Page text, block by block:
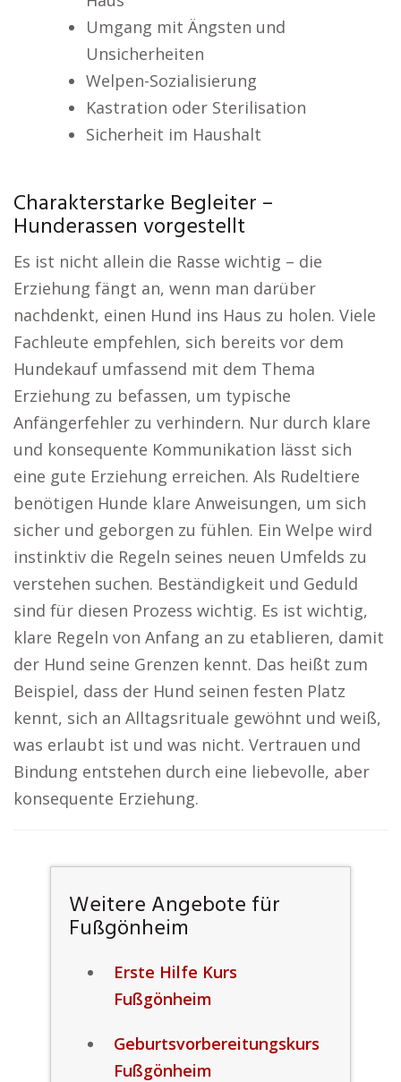
Umgang mit Ängsten und
Unsicherheiten
Welpen-Sozialisierung
Kastration oder Sterilisation
Sicherheit im Haushalt
Charakterstarke Begleiter –
Hunderassen vorgestellt
Es ist nicht allein die Rasse wichtig – die
Erziehung fängt an, wenn man darüber
nachdenkt, einen Hund ins Haus zu holen. Viele
Fachleute empfehlen, sich bereits vor dem
Hundekauf umfassend mit dem Thema
Erziehung zu befassen, um typische
Anfängerfehler zu verhindern. Nur durch klare
und konsequente Kommunikation lässt sich
eine gute Erziehung erreichen. Als Rudeltiere
benötigen Hunde klare Anweisungen, um sich
sicher und geborgen zu fühlen. Ein Welpe wird
instinktiv die Regeln seines neuen Umfelds zu
verstehen suchen. Beständigkeit und Geduld
sind für diesen Prozess wichtig. Es ist wichtig,
klare Regeln von Anfang an zu etablieren, damit
der Hund seine Grenzen kennt. Das heißt zum
Beispiel, dass der Hund seinen festen Platz
kennt, sich an Alltagsrituale gewöhnt und weiß,
was erlaubt ist und was nicht. Vertrauen und
Bindung entstehen durch eine liebevolle, aber
konsequente Erziehung.
Weitere Angebote für
Fußgönheim
Erste Hilfe Kurs
Fußgönheim
Geburtsvorbereitungskurs
Fußgönheim